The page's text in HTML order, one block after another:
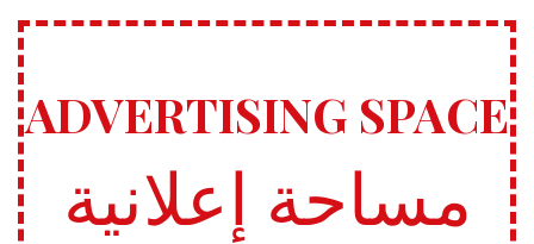
ADVERTISING SPACE
مساحة إعلانية